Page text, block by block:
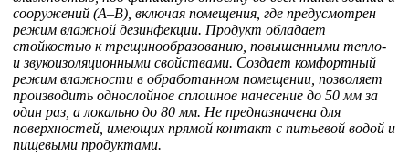
сооружений (А–В), включая помещения, где предусмотрен
режим влажной дезинфекции. Продукт обладает
стойкостью к трещинообразованию, повышенными тепло-
и звукоизоляционными свойствами. Создает комфортный
режим влажности в обработанном помещении, позволяет
производить однослойное сплошное нанесение до 50 мм за
один раз, а локально до 80 мм. Не предназначена для
поверхностей, имеющих прямой контакт с питьевой водой и
пищевыми продуктами.